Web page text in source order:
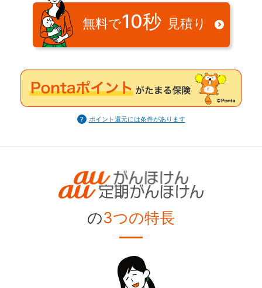
無料で10秒 見積り
ポイント還元には条件があります
の3つの特長